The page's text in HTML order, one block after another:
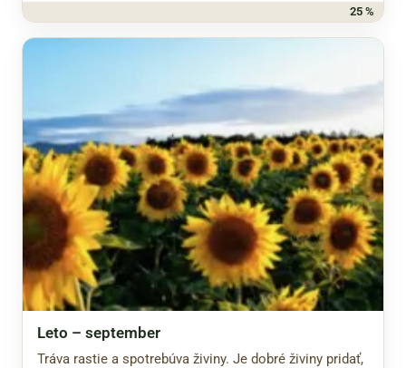
25 %
Leto – september
Tráva rastie a spotrebúva živiny. Je dobré živiny pridať,